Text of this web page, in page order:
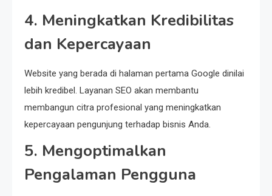
4. Meningkatkan Kredibilitas
dan Kepercayaan
Website yang berada di halaman pertama Google dinilai
lebih kredibel. Layanan SEO akan membantu
membangun citra profesional yang meningkatkan
kepercayaan pengunjung terhadap bisnis Anda.
5. Mengoptimalkan
Pengalaman Pengguna